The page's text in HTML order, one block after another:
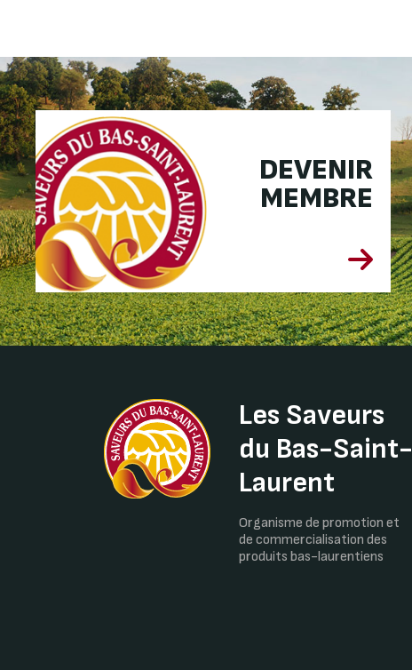
DEVENIR
MEMBRE
Les Saveurs
du Bas-Saint-
Laurent
Organisme de promotion et
de commercialisation des
produits bas-laurentiens